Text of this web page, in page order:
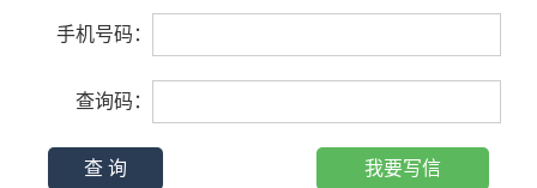
手机号码：
查询码：
查 询 我要写信